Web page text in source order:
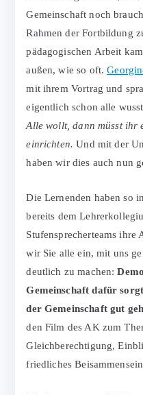
Gemeinschaft noch
Rahmen der Fortbildung
pädagogischen Arbeit
außen, wie so oft.
mit ihrem Vortrag und
eigentlich schon alle
Alle wollt, dann müsst ihr
einrichten. Und mit der
haben wir dies auch nun
Die Lernenden haben so
bereits dem
Stufensprecherteams
wir Sie alle ein, mit uns
deutlich zu machen:
Gemeinschaft dafür
der Gemeinschaft gut
den Film des AK zum
Gleichberechtigung,
friedliches